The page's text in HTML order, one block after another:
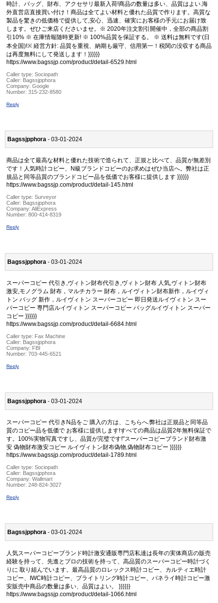
時計、バッグ、財布、アクセサリ最新入荷!商品の数量は多い、品質はよい.海
外直営店直接買い付け！商品は全てよい材料と優れた品質で作ります。高質な
製品を驚きの低価格で提供して,安心、迅速、確実にお客様の手元にお届け致
します。ぜひご来店くださいませ。※ 2020年注文割引開催中，全部の商品割
引10% ※ 在庫情報随時更新! ※ 100%品質を保証する。 ※ 送料は無料です(日
本全国)!※ 経営方針: 品質を重視、納期も厳守、信用第一！税関の没収する商品
は再度無料にして発送します！}}}}}}
https://www.bagssjp.com/product/detail-6529.html
Caller type: Sociopath
Caller: Bagssjpphora
Company: Google
Number: 315-232-8580
Reply
Bagssjpphora - 03-01-2024
商品は全て最高な材料と優れた技術で造られて、正規と比べて、品質が無差別
です！人気時計コピー、N級ブランドコピーのお求めはぜひ当店へ。弊社は正
規品と同等品質のブランドコピー品を低価でお客様に提供します }}}}}}
https://www.bagssjp.com/product/detail-145.html
Caller type: Surveyor
Caller: Bagssjpphora
Company: AliExpress
Number: 800-414-8319
Reply
Bagssjpphora - 03-01-2024
スーパーコピー 代引き,ヴィトン財布代引き,ヴィトン財布 人気,ヴィトン財布
激安,モノグラム 財布，マルチカラー 財布，ルイヴィトン財布新作，ルイヴィ
トン バッグ 新作，ルイヴィトン スーパーコピー 即日発送ルイヴィトン スー
パーコピー 専門店ルイヴィトン スーパーコピー バッグルイヴィトン スーパー
コピー }}}}}}
https://www.bagssjp.com/product/detail-6684.html
Caller type: Fax Machine
Caller: Bagssjpphora
Company: FBI
Number: 703-445-6521
Reply
Bagssjpphora - 03-01-2024
スーパーコピー 代引きN品をご 購入の方は、こちらへ.弊社は正規品と同等品
質のコピー品を低価で お客様に提供します!すべての商品は品質2年無料保証で
す。100%実物写真ですし、品質が完璧です!"スーパーコピーブランド財布激
安 偽物財布激安コピー ルイヴィトン財布偽物,偽物財布コピー }}}}}}
https://www.bagssjp.com/product/detail-1789.html
Caller type: Sociopath
Caller: Bagssjpphora
Company: Wallmart
Number: 248-824-3027
Reply
Bagssjpphora - 03-01-2024
人気スーパーコピーブランド時計激安通販専門店私達は長年の実体商店の販売
経験を持って、先進とプロの技術を持って、高品質のスーパーコピー時計づく
りに 取り組んでいます。最高品質のロレックス時計コピー、カルティエ時計
コピー、IWC時計コピー、ブライトリング時計コピー、パネライ時計コピー激
安販売中商品の数量は多い、品質はよい。 }}}}}}
https://www.bagssjp.com/product/detail-1066.html